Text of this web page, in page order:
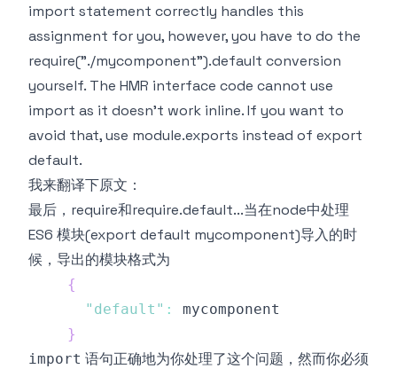
import statement correctly handles this
assignment for you, however, you have to do the
require("./mycomponent").default conversion
yourself. The HMR interface code cannot use
import as it doesn't work inline. If you want to
avoid that, use module.exports instead of export
default.
我来翻译下原文 ：
最后，require和require.default...当在node中处理
ES6 模块(export default mycomponent)导入的时
候，导出的模块格式为
{
"default" :
}
import 语句正确地为你处理了这个问题，然而你必须